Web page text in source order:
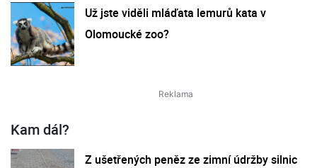
Už jste viděli mláďata lemurů kata v
Olomoucké zoo?
Kam dál?
Z ušetřených peněz ze zimní údržby silnic